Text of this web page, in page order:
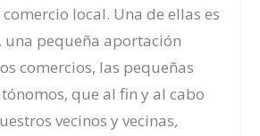
local. Una de ellas es
una pequeña aportación
comercios, las pequeñas
que al fin y al cabo
vecinos y vecinas,